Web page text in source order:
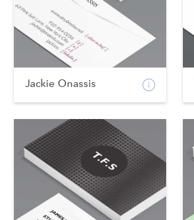
Jackie Onassis